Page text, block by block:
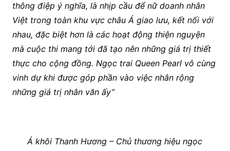
thông điệp ý nghĩa, là nhịp cầu để nữ doanh nhân
Việt trong toàn khu vực châu Á giao lưu, kết nối với
nhau, đặc biệt hơn là các hoạt động thiện nguyện
mà cuộc thi mang tới đã tạo nên những giá trị thiết
thực cho cộng đồng. Ngọc trai Queen Pearl vô cùng
vinh dự khi được góp phần vào việc nhân rộng
những giá trị nhân văn ấy”
Á khôi Thanh Hương – Chủ thương hiệu ngọc